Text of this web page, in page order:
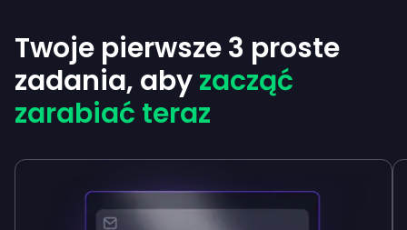
Twoje pierwsze 3 proste
zadania, abyzacząć
zarabiać teraz